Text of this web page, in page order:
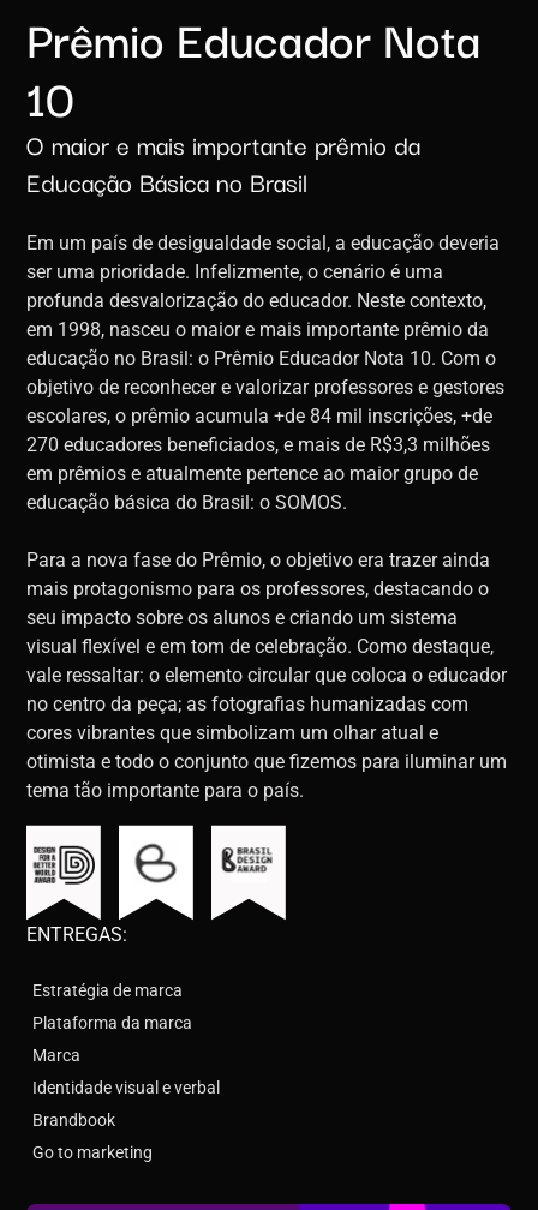
Prêmio Educador Nota
10
O maior e mais importante prêmio da
Educação Básica no Brasil
Em um país de desigualdade social, a educação deveria
ser uma prioridade. Infelizmente, o cenário é uma
profunda desvalorização do educador. Neste contexto,
em 1998, nasceu o maior e mais importante prêmio da
educação no Brasil: o Prêmio Educador Nota 10. Com o
objetivo de reconhecer e valorizar professores e gestores
escolares, o prêmio acumula +de 84 mil inscrições, +de
270 educadores beneficiados, e mais de R$3,3 milhões
em prêmios e atualmente pertence ao maior grupo de
educação básica do Brasil: o SOMOS.
Para a nova fase do Prêmio, o objetivo era trazer ainda
mais protagonismo para os professores, destacando o
seu impacto sobre os alunos e criando um sistema
visual flexível e em tom de celebração. Como destaque,
vale ressaltar: o elemento circular que coloca o educador
no centro da peça; as fotografias humanizadas com
cores vibrantes que simbolizam um olhar atual e
otimista e todo o conjunto que fizemos para iluminar um
tema tão importante para o país.
ENTREGAS:
Estratégia de marca
Plataforma da marca
Marca
Identidade visual e verbal
Brandbook
Go to marketing